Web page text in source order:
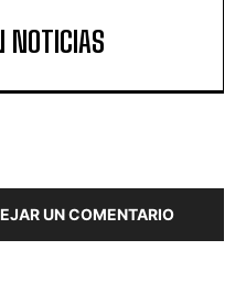
NOTICIAS
UN COMENTARIO